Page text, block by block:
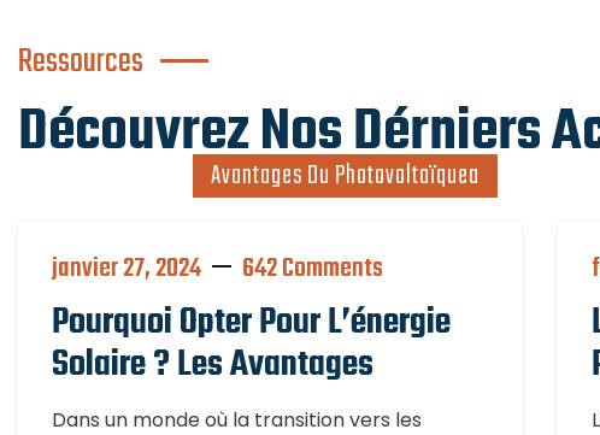
Ressources
Découvrez Nos Dérniers
Avantages Du Photovoltaïquea
janvier 27, 2024 642 Comments
Pourquoi Opter Pour L’énergie
Solaire ? Les Avantages
Dans un monde où la transition vers les